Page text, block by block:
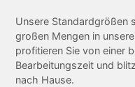
Unsere Standardgrößen
großen Mengen in
profitieren Sie von einer
Bearbeitungszeit und
nach Hause.